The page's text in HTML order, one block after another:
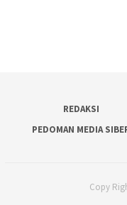
REDAKSI
PEDOMAN MEDIA
Copy